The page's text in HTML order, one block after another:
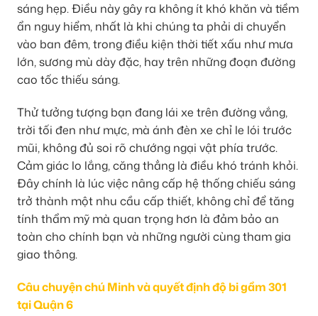
sáng hẹp. Điều này gây ra không ít khó khăn và tiềm
ẩn nguy hiểm, nhất là khi chúng ta phải di chuyển
vào ban đêm, trong điều kiện thời tiết xấu như mưa
lớn, sương mù dày đặc, hay trên những đoạn đường
cao tốc thiếu sáng.
Thử tưởng tượng bạn đang lái xe trên đường vắng,
trời tối đen như mực, mà ánh đèn xe chỉ le lói trước
mũi, không đủ soi rõ chướng ngại vật phía trước.
Cảm giác lo lắng, căng thẳng là điều khó tránh khỏi.
Đây chính là lúc việc nâng cấp hệ thống chiếu sáng
trở thành một nhu cầu cấp thiết, không chỉ để tăng
tính thẩm mỹ mà quan trọng hơn là đảm bảo an
toàn cho chính bạn và những người cùng tham gia
giao thông.
Câu chuyện chú Minh và quyết định độ bi gầm 301
tại Quận 6